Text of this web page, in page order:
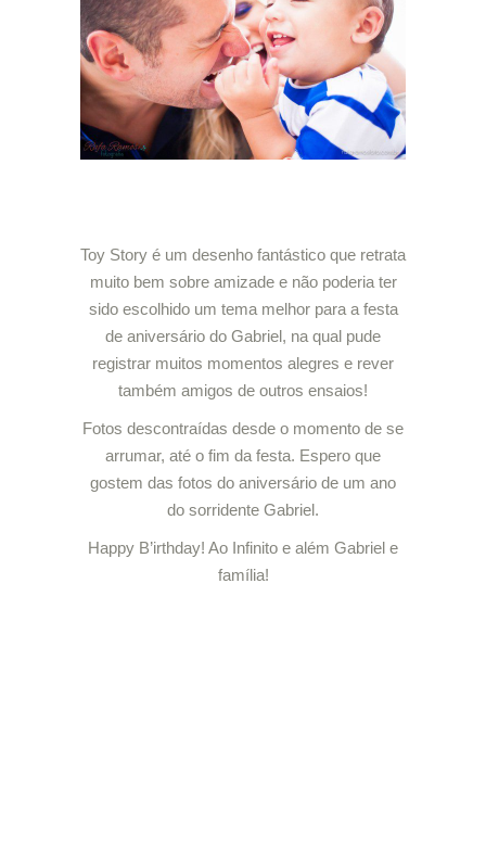
Toy Story é um desenho fantástico que retrata
muito bem sobre amizade e não poderia ter
sido escolhido um tema melhor para a festa
de aniversário do Gabriel, na qual pude
registrar muitos momentos alegres e rever
também amigos de outros ensaios!
Fotos descontraídas desde o momento de se
arrumar, até o fim da festa. Espero que
gostem das fotos do aniversário de um ano
do sorridente Gabriel.
Happy B’irthday! Ao Infinito e além Gabriel e
família!